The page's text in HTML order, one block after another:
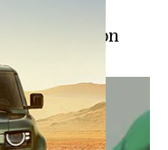
salue la
et Macron